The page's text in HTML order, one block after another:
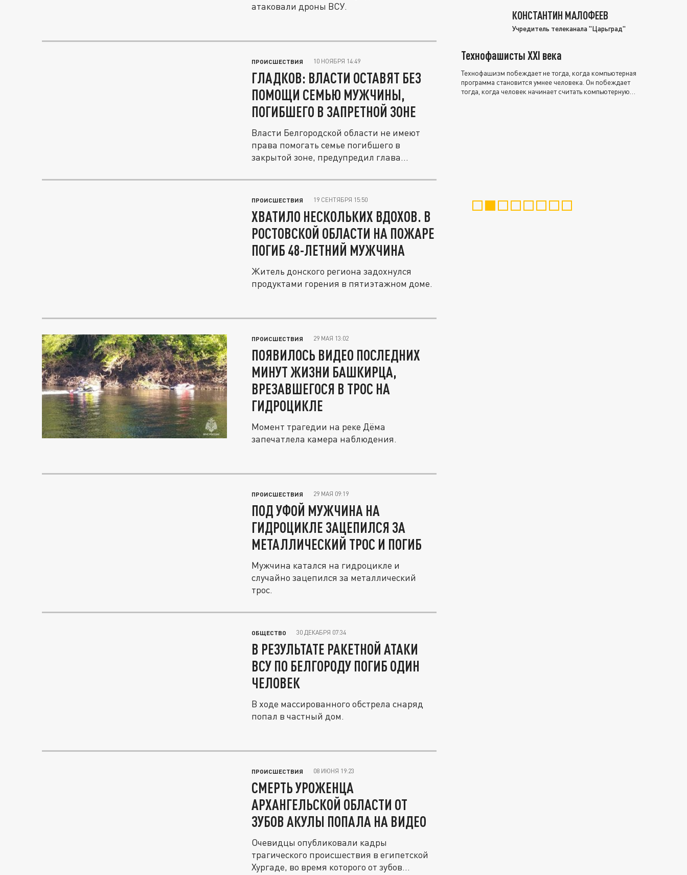
атаковали дроны ВСУ.
ПРОИСШЕСТВИЯ 10 НОЯБРЯ 14:49
ГЛАДКОВ: ВЛАСТИ ОСТАВЯТ БЕЗ
ПОМОЩИ СЕМЬЮ МУЖЧИНЫ,
ПОГИБШЕГО В ЗАПРЕТНОЙ ЗОНЕ
Власти Белгородской области не имеют
права помогать семье погибшего в
закрытой зоне, предупредил глава...
ПРОИСШЕСТВИЯ 19 СЕНТЯБРЯ 15:50
ХВАТИЛО НЕСКОЛЬКИХ ВДОХОВ. В
РОСТОВСКОЙ ОБЛАСТИ НА ПОЖАРЕ
ПОГИБ 48-ЛЕТНИЙ МУЖЧИНА
Житель донского региона задохнулся
продуктами горения в пятиэтажном доме.
ПРОИСШЕСТВИЯ 29 МАЯ 13:02
ПОЯВИЛОСЬ ВИДЕО ПОСЛЕДНИХ
МИНУТ ЖИЗНИ БАШКИРЦА,
ВРЕЗАВШЕГОСЯ В ТРОС НА
ГИДРОЦИКЛЕ
Момент трагедии на реке Дёма
запечатлела камера наблюдения.
ПРОИСШЕСТВИЯ 29 МАЯ 09:19
ПОД УФОЙ МУЖЧИНА НА
ГИДРОЦИКЛЕ ЗАЦЕПИЛСЯ ЗА
МЕТАЛЛИЧЕСКИЙ ТРОС И ПОГИБ
Мужчина катался на гидроцикле и
случайно зацепился за металлический
трос.
ОБЩЕСТВО 30 ДЕКАБРЯ 07:34
В РЕЗУЛЬТАТЕ РАКЕТНОЙ АТАКИ
ВСУ ПО БЕЛГОРОДУ ПОГИБ ОДИН
ЧЕЛОВЕК
В ходе массированного обстрела снаряд
попал в частный дом.
ПРОИСШЕСТВИЯ 08 ИЮНЯ 19:23
СМЕРТЬ УРОЖЕНЦА
АРХАНГЕЛЬСКОЙ ОБЛАСТИ ОТ
ЗУБОВ АКУЛЫ ПОПАЛА НА ВИДЕО
Очевидцы опубликовали кадры
трагического происшествия в египетской
Хургаде, во время которого от зубов
КОНСТАНТИН МАЛОФЕЕВ
Учредитель телеканала "Царьград"
Технофашисты XXI века
Технофашизм побеждает не тогда, когда компьютерная
программа становится умнее человека. Он побеждает
тогда, когда человек начинает считать компьютерную